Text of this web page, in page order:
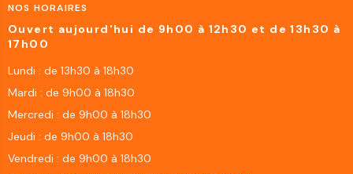
NOS HORAIRES
Ouvert aujourd'hui de 9h00 à 12h30 et de 13h30 à
17h00
Lundi : de 13h30 à 18h30
Mardi : de 9h00 à 18h30
Mercredi : de 9h00 à 18h30
Jeudi : de 9h00 à 18h30
Vendredi : de 9h00 à 18h30